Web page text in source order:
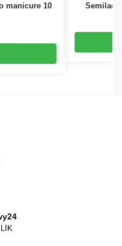
manicure 10
Semilac